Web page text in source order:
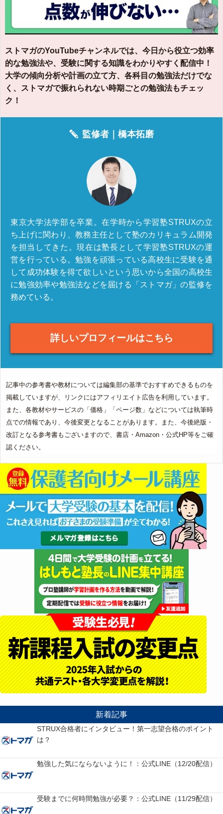
ストマガのYouTubeチャンネルでは、今日から役立つ効率
的な勉強法や、受験に関する知識をわかりやすく配信中！
大学の傾向分析や計画の立て方、各科目の勉強法だけでな
く、ストマガで振れられない時期ごとの勉強法もチェッ
ク！
監修者｜橋本拓磨
東京大学法学部を卒業。在学時から学習塾STRUXの立
ち上げに関わり、教務主任として塾のカリキュラム開発
を担当してきた。現在は塾長として学習塾STRUXの運
営を行っている。勉強を頑張っている高校生に受験を通
して成功体験を得て欲しいという思いから全国の高校生
に勉強効率や勉強法などを届ける「ストマガ」の監修を
務めている。
詳しいプロフィールはこちら
記事中の参考書や教材については編集部の基準でおすすめできるものを
掲載していますが、リンクにはアフィリエイト広告を利用しています。
また、各教材やサービスの「価格」「ページ数」などについては執筆時
点での情報であり、今後変更となることがあります。また、今後絶版・
改訂となる参考書もございますので、書店・Amazon・公式HP等をご確
認ください。
新着記事
STRUX合格者にインタビュー！第一志望合格のポイント
は？
勉強した気にならないように！：公式LINE（12/20配信）
受験までに何時間勉強が必要？：公式LINE（11/29配信）